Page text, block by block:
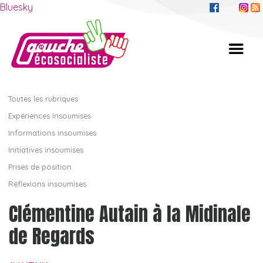
Bluesky
Toutes les rubriques
Expériences insoumises
Informations insoumises
Initiatives insoumises
Prises de position
Réflexions insoumises
Clémentine Autain à la Midinale
de Regards